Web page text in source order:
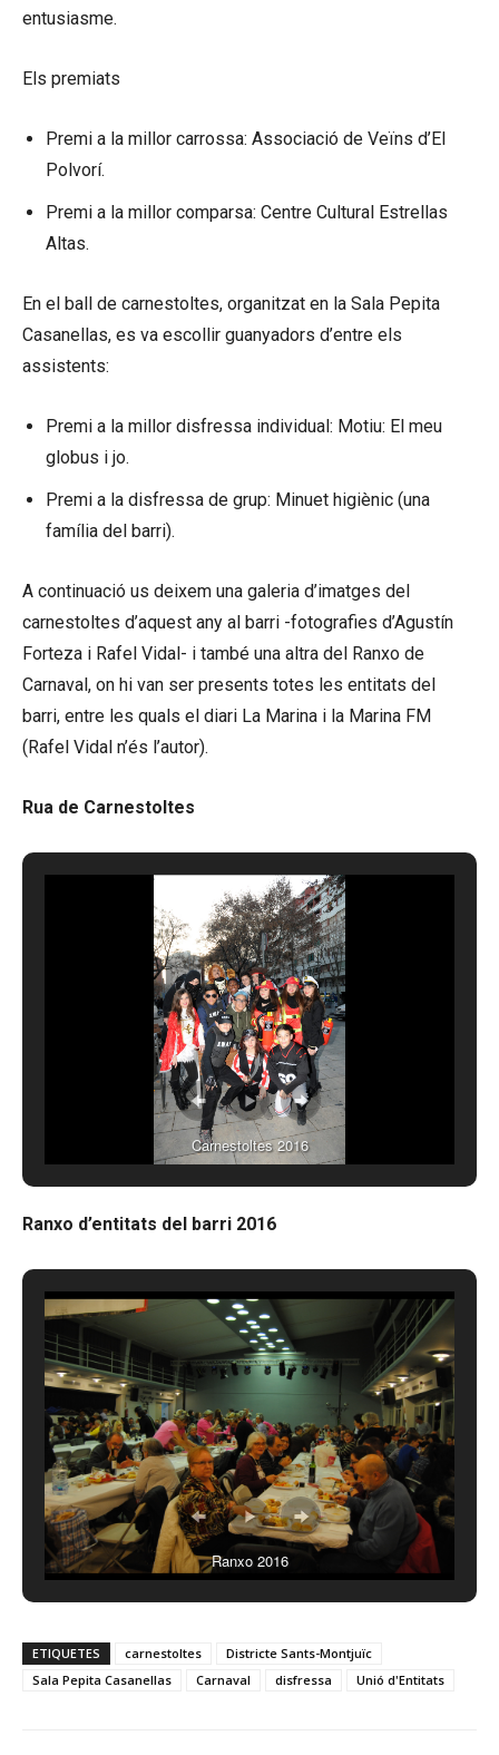
entusiasme.
Els premiats
Premi a la millor carrossa: Associació de Veïns d’El
Polvorí.
Premi a la millor comparsa: Centre Cultural Estrellas
Altas.
En el ball de carnestoltes, organitzat en la Sala Pepita
Casanellas, es va escollir guanyadors d’entre els
assistents:
Premi a la millor disfressa individual: Motiu: El meu
globus i jo.
Premi a la disfressa de grup: Minuet higiènic (una
família del barri).
A continuació us deixem una galeria d’imatges del
carnestoltes d’aquest any al barri -fotografies d’Agustín
Forteza i Rafel Vidal- i també una altra del Ranxo de
Carnaval, on hi van ser presents totes les entitats del
barri, entre les quals el diari La Marina i la Marina FM
(Rafel Vidal n’és l’autor).
Rua de Carnestoltes
Carnestoltes 2016
Ranxo d’entitats del barri 2016
Ranxo 2016
ETIQUETES carnestoltes
Districte Sants-Montjuïc
Sala Pepita Casanellas
Carnaval disfressa Unió d'Entitats